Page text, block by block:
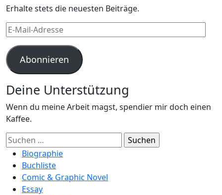
Erhalte stets die neuesten Beiträge.
E-
Mail-
Adresse
Abonnieren
Deine Unterstützung
Wenn du meine Arbeit magst, spendier mir doch einen
Kaffee.
Suchen
nach:Biographie
Buchliste
Comic & Graphic Novel
Essay